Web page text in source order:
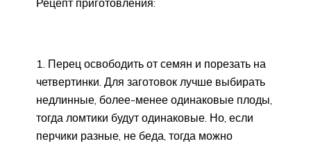
Рецепт приготовления:
Перец освободить от семян и порезать на
четвертинки. Для заготовок лучше выбирать
недлинные, более-менее одинаковые плоды,
тогда ломтики будут одинаковые. Но, если
перчики разные, не беда, тогда можно